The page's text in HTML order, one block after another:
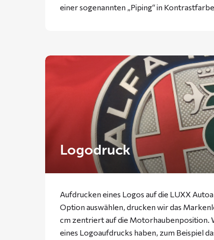
einer sogenannten „Piping“ in
Logodruck
Aufdrucken eines Logos auf die LUXX
Option auswählen, drucken wir das
cm zentriert auf die Motorhaubenposition.
eines Logoaufdrucks haben, zum Beispiel